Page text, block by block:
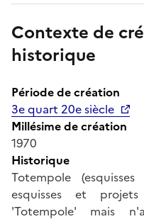
Contexte de
historique
Période de création
3e quart 20e siècle
Millésime de création
1970
Historique
Totempole
esquisses et
'Totempole' mais